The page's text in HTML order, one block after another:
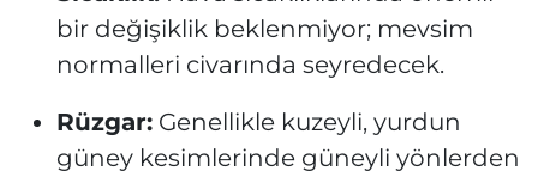
bir değişiklik beklenmiyor; mevsim
normalleri civarında seyredecek.
Rüzgar:Genellikle kuzeyli, yurdun
güney kesimlerinde güneyli yönlerden